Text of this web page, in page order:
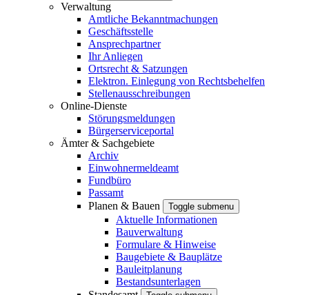
Verwaltung
Amtliche Bekanntmachungen
Geschäftsstelle
Ansprechpartner
Ihr Anliegen
Ortsrecht & Satzungen
Elektron. Einlegung von Rechtsbehelfen
Stellenausschreibungen
Online-Dienste
Störungsmeldungen
Bürgerserviceportal
Ämter & Sachgebiete
Archiv
Einwohnermeldeamt
Fundbüro
Passamt
Planen & Bauen
Toggle submenu
Aktuelle Informationen
Bauverwaltung
Formulare & Hinweise
Baugebiete & Bauplätze
Bauleitplanung
Bestandsunterlagen